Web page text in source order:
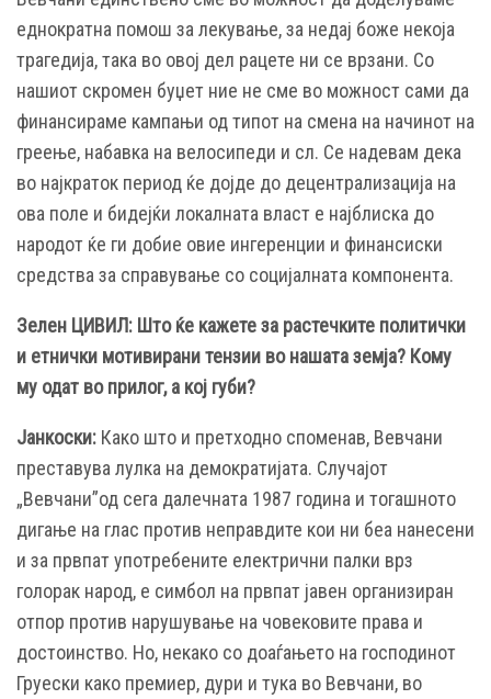
еднократна помош за лекување, за недај боже некоја
трагедија, така во овој дел рацете ни се врзани. Со
нашиот скромен буџет ние не сме во можност сами да
финансираме кампањи од типот на смена на начинот на
греење, набавка на велосипеди и сл. Се надевам дека
во најкраток период ќе дојде до децентрализација на
ова поле и бидејќи локалната власт е најблиска до
народот ќе ги добие овие ингеренции и финансиски
средства за справување со социјалната компонента.
Зелен ЦИВИЛ: Што ќе кажете за растечките политички
и етнички мотивирани тензии во нашата земја? Кому
му одат во прилог, а кој губи?
Јанкоски: Како што и претходно споменав, Вевчани
преставува лулка на демократијата. Случајот
„Вевчани”од сега далечната 1987 година и тогашното
дигање на глас против неправдите кои ни беа нанесени
и за првпат употребeните електрични палки врз
голорак народ, е симбол на првпат јавен организиран
отпор против нарушување на човековите права и
достоинство. Но, некако со доаѓањето на господинот
Груески како премиер, дури и тука во Вевчани, во